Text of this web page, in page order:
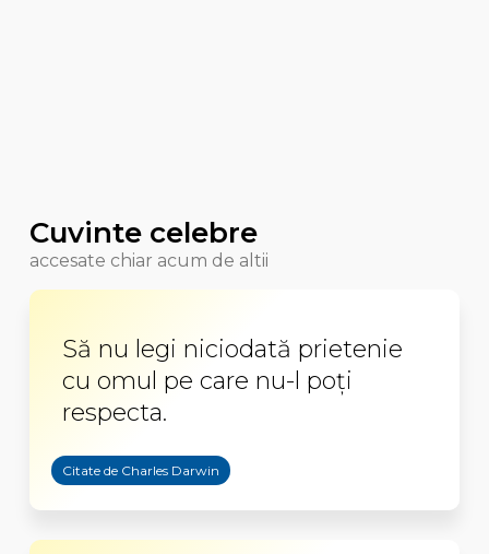
Cuvinte celebre
accesate chiar acum de altii
Să nu legi niciodată prietenie
cu omul pe care nu-l poți
respecta.
Citate de Charles Darwin